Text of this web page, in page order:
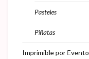
Pasteles
Piñatas
Imprimible por Evento